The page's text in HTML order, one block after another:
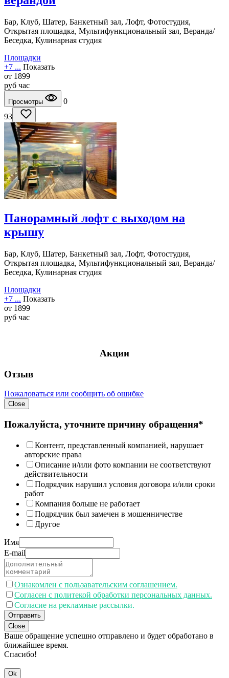
Бар, Клуб, Шатер, Банкетный зал, Лофт, Фотостудия,
Открытая площадка, Мультифункциональный зал, Веранда/
Беседка, Кулинарная студия
Площадки
+7 ... Показать
от 1899
руб час
Просмотры
0
93
Панорамный лофт с выходом на
крышу
Бар, Клуб, Шатер, Банкетный зал, Лофт, Фотостудия,
Открытая площадка, Мультифункциональный зал, Веранда/
Беседка, Кулинарная студия
Площадки
+7 ... Показать
от 1899
руб час
Акции
Отзыв
Пожаловаться или сообщить об ошибке
Close
Пожалуйста, уточните причину обращения*
Контент, представленный компанией, нарушает
авторские права
Описание и/или фото компании не соответствуют
действительности
Подрядчик нарушил условия договора и/или сроки
работ
Компания больше не работает
Подрядчик был замечен в мошенничестве
Другое
Имя
E-mail
Ознакомлен с пользавательским соглашением.
Согласен с политекой обработки персональных данных.
Согласие на рекламные рассылки.
Отправить
Close
Ваше обращение успешно отправлено и будет обработано в
ближайшее время.
Спасибо!
Ok